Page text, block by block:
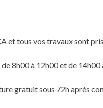
et tous vos travaux sont
8h00 à 12h00 et de 14h00
gratuit sous 72h après